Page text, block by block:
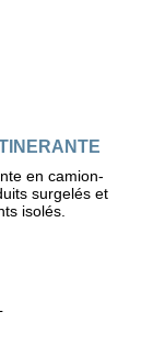
en camion-
surgelés et
isolés.